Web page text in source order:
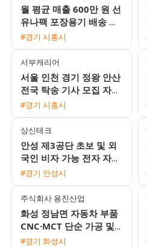
월 평균 매출 600만 원 선
유나팩 포장용기 배송 기
사 모집 경력 무관 외국인
#경기 시흥시
서부캐리어
서울 인천 경기 정왕 안산
전국 탁송 기사 모집 자차
없이 초보 가능
#경기 시흥시
상신테크
안성 제3공단 초보 및 외
국인 비자 가능 전자 자동
차 부품 조립 검수 용접
#경기 안성시
주식회사 용진산업
화성 정남면 자동차 부품
CNC·MCT 단순 가공 및
측정 생산직 채용
#경기 화성시